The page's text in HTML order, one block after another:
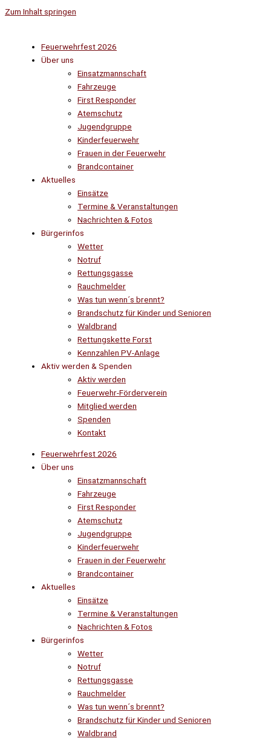
Zum Inhalt springen
Feuerwehrfest 2026
Über uns
Einsatzmannschaft
Fahrzeuge
First Responder
Atemschutz
Jugendgruppe
Kinderfeuerwehr
Frauen in der Feuerwehr
Brandcontainer
Aktuelles
Einsätze
Termine & Veranstaltungen
Nachrichten & Fotos
Bürgerinfos
Wetter
Notruf
Rettungsgasse
Rauchmelder
Was tun wenn´s brennt?
Brandschutz für Kinder und Senioren
Waldbrand
Rettungskette Forst
Kennzahlen PV-Anlage
Aktiv werden & Spenden
Aktiv werden
Feuerwehr-Förderverein
Mitglied werden
Spenden
Kontakt
Feuerwehrfest 2026
Über uns
Einsatzmannschaft
Fahrzeuge
First Responder
Atemschutz
Jugendgruppe
Kinderfeuerwehr
Frauen in der Feuerwehr
Brandcontainer
Aktuelles
Einsätze
Termine & Veranstaltungen
Nachrichten & Fotos
Bürgerinfos
Wetter
Notruf
Rettungsgasse
Rauchmelder
Was tun wenn´s brennt?
Brandschutz für Kinder und Senioren
Waldbrand